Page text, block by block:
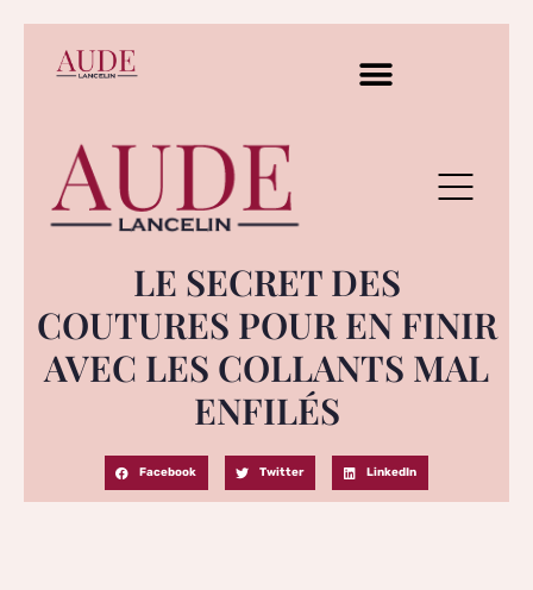
LE SECRET DES
COUTURES POUR EN FINIR
AVEC LES COLLANTS MAL
ENFILÉS
Facebook Twitter LinkedIn